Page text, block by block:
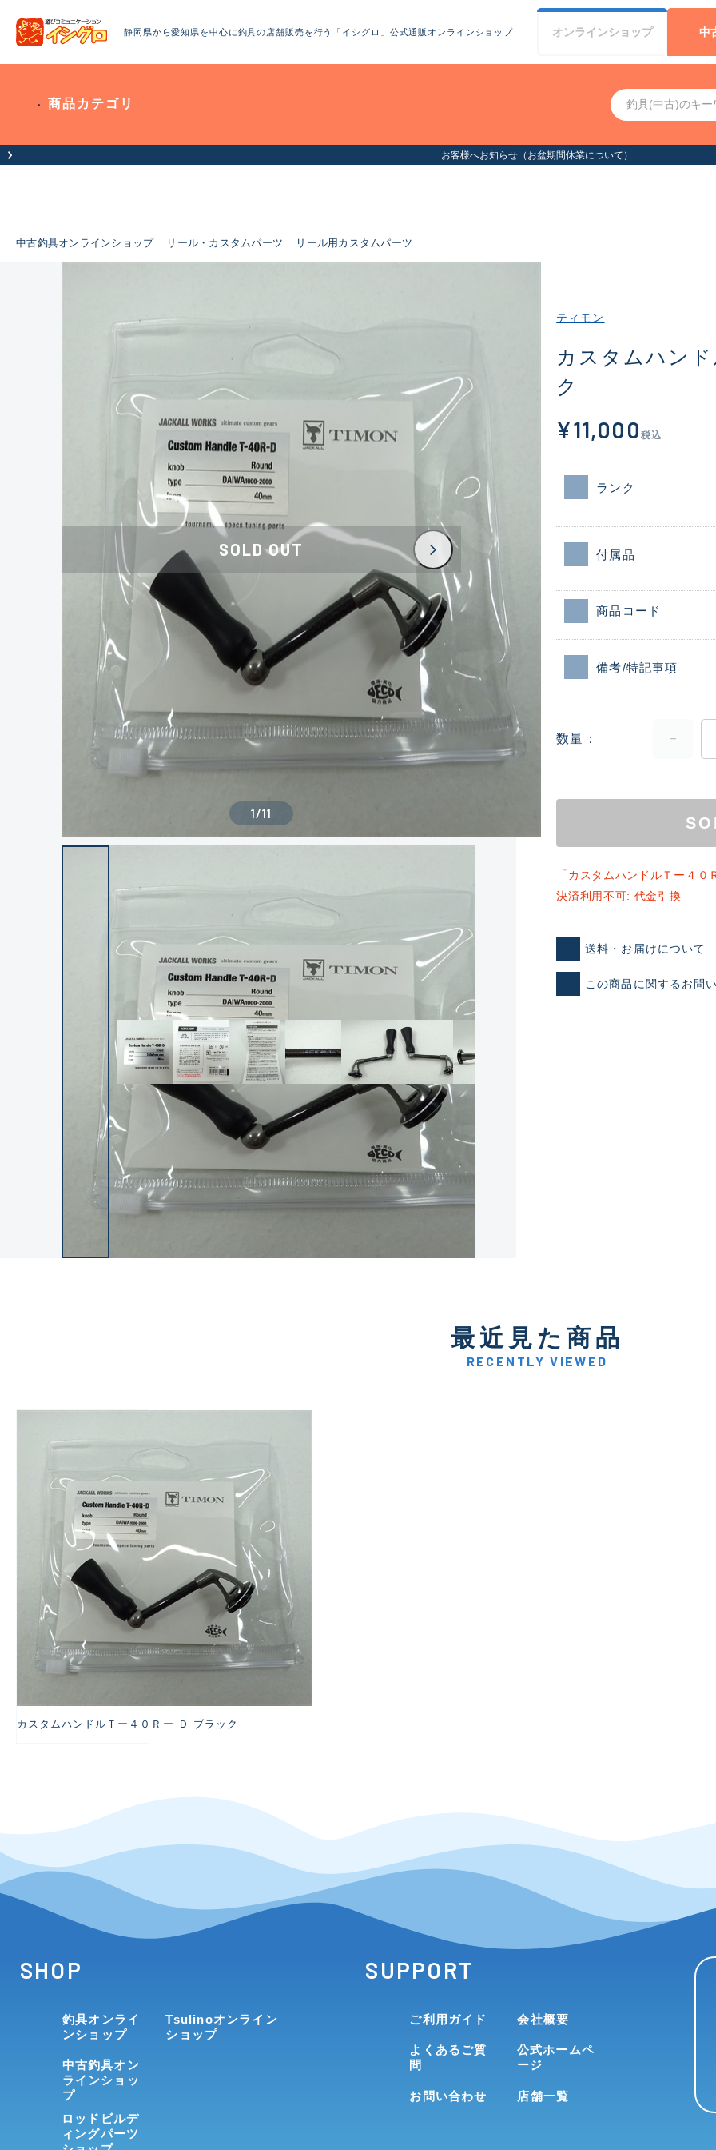
静岡県から愛知県を中心に釣具の店舗販売を行う「イシグロ」公式通販オンラインショップ オンラインショップ 中
商品カテゴリ
お客様へお知らせ（お盆期間休業に
中古釣具オンラインショップ リール・カスタムパーツ リール用カスタムパーツ
ランクとは？
新古品（メーカー問屋から
C-
い品
SOLD OUT
1/11
ティモン
カスタムハン
ク
¥11,000 税込
ランク
付属品
商品コード
備考/特記事項
数量
「カスタムハンドルＴー４
決済利用不可: 代金引換
送料・お届けについて
この商品に関するお問
最近見た商品
RECENTLY VIEWED
カスタムハンドルＴー４０Ｒー Ｄ ブラック
SHOP
釣具オンライ
ンショップ
中古釣具オン
ラインショッ
プ
ロッドビルデ
ィングパーツ
Tsulinoオンライン
ショップ
SUPPORT
ご利用ガイド
よくあるご質
問
お問い合わせ
会社概要
公式ホームペ
ージ
店舗一覧